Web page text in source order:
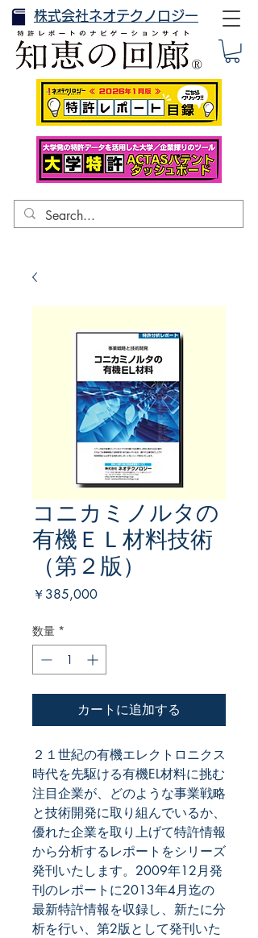
株式会社ネオテクノロジー
コニカミノルタの
有機ＥＬ材料技術
（第２版）
￥385,000価
数量 *
カートに追加する
２１世紀の有機エレクトロニクス
時代を先駆ける有機EL材料に挑む
注目企業が、どのような事業戦略
と技術開発に取り組んでいるか、
優れた企業を取り上げて特許情報
から分析するレポートをシリーズ
発刊いたします。2009年12月発
刊のレポートに2013年4月迄の
最新特許情報を収録し、新たに分
析を行い、第2版として発刊いた